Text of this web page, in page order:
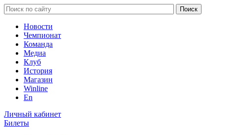
Новости
Чемпионат
Команда
Медиа
Клуб
История
Магазин
Winline
En
Личный кабинет
Билеты